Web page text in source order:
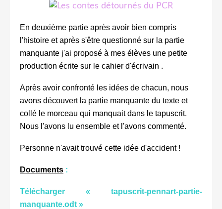
En deuxième partie après avoir bien compris
l'histoire et après s'être questionné sur la partie
manquante j'ai proposé à mes élèves une petite
production écrite sur le cahier d'écrivain .
Après avoir confronté les idées de chacun, nous
avons découvert la partie manquante du texte et
collé le morceau qui manquait dans le tapuscrit.
Nous l'avons lu ensemble et l'avons commenté.
Personne n'avait trouvé cette idée d'accident !
Documents :
Télécharger « tapuscrit-pennart-partie-
manquante.odt »